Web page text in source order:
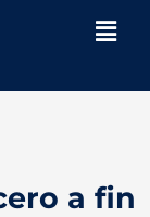
a fin